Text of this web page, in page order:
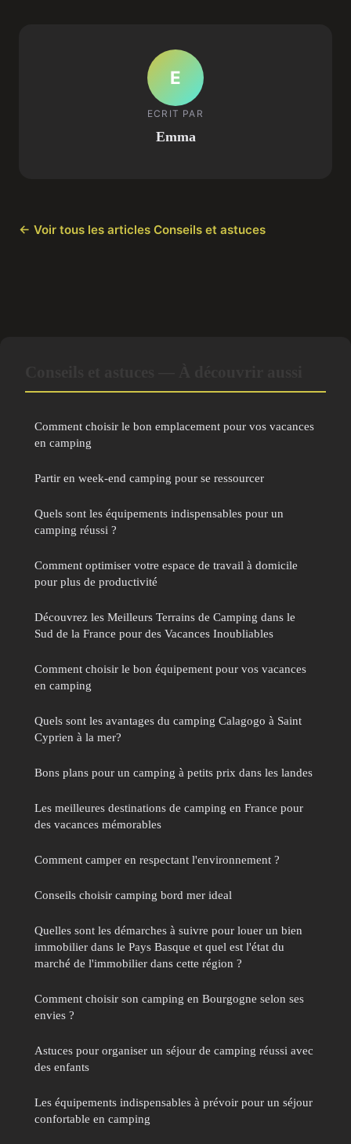
E
ECRIT PAR
Emma
← Voir tous les articles Conseils et astuces
Comment choisir le bon emplacement pour vos vacances
en camping
Partir en week-end camping pour se ressourcer
Quels sont les équipements indispensables pour un
camping réussi ?
Comment optimiser votre espace de travail à domicile
pour plus de productivité
Découvrez les Meilleurs Terrains de Camping dans le
Sud de la France pour des Vacances Inoubliables
Comment choisir le bon équipement pour vos vacances
en camping
Quels sont les avantages du camping Calagogo à Saint
Cyprien à la mer?
Bons plans pour un camping à petits prix dans les landes
Les meilleures destinations de camping en France pour
des vacances mémorables
Comment camper en respectant l'environnement ?
Conseils choisir camping bord mer ideal
Quelles sont les démarches à suivre pour louer un bien
immobilier dans le Pays Basque et quel est l'état du
marché de l'immobilier dans cette région ?
Comment choisir son camping en Bourgogne selon ses
envies ?
Astuces pour organiser un séjour de camping réussi avec
des enfants
Les équipements indispensables à prévoir pour un séjour
confortable en camping